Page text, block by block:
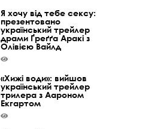
Я хочу від тебе сексу:
презентовано
український трейлер
драми Ґреґґа Аракі з
Олівією Вайлд
«Хижі води»: вийшов
український трейлер
трилера з Аароном
Екгартом